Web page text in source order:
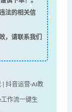
法的相关信
，请联系我们
抖音运营·AI教
作流一键生